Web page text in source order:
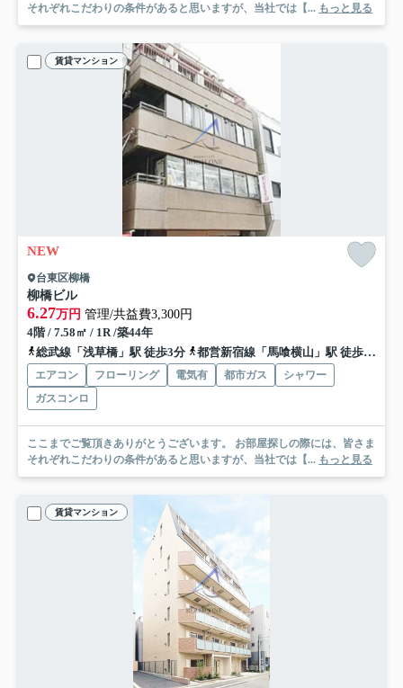
それぞれこだわりの条件があると思いますが、当社では【... もっと見る
賃貸マンション
NEW
台東区柳橋
柳橋ビル
6.27万円 管理/共益費3,300円
4階 / 7.58㎡ / 1R /築44年
総武線「浅草橋」駅 徒歩3分
都営新宿線「馬喰横山」駅 徒歩5分
エアコン フローリング 電気有 都市ガス
シャワー
ガスコンロ
ここまでご覧頂きありがとうございます。 お部屋探しの際には、皆さま
それぞれこだわりの条件があると思いますが、当社では【... もっと見る
賃貸マンション